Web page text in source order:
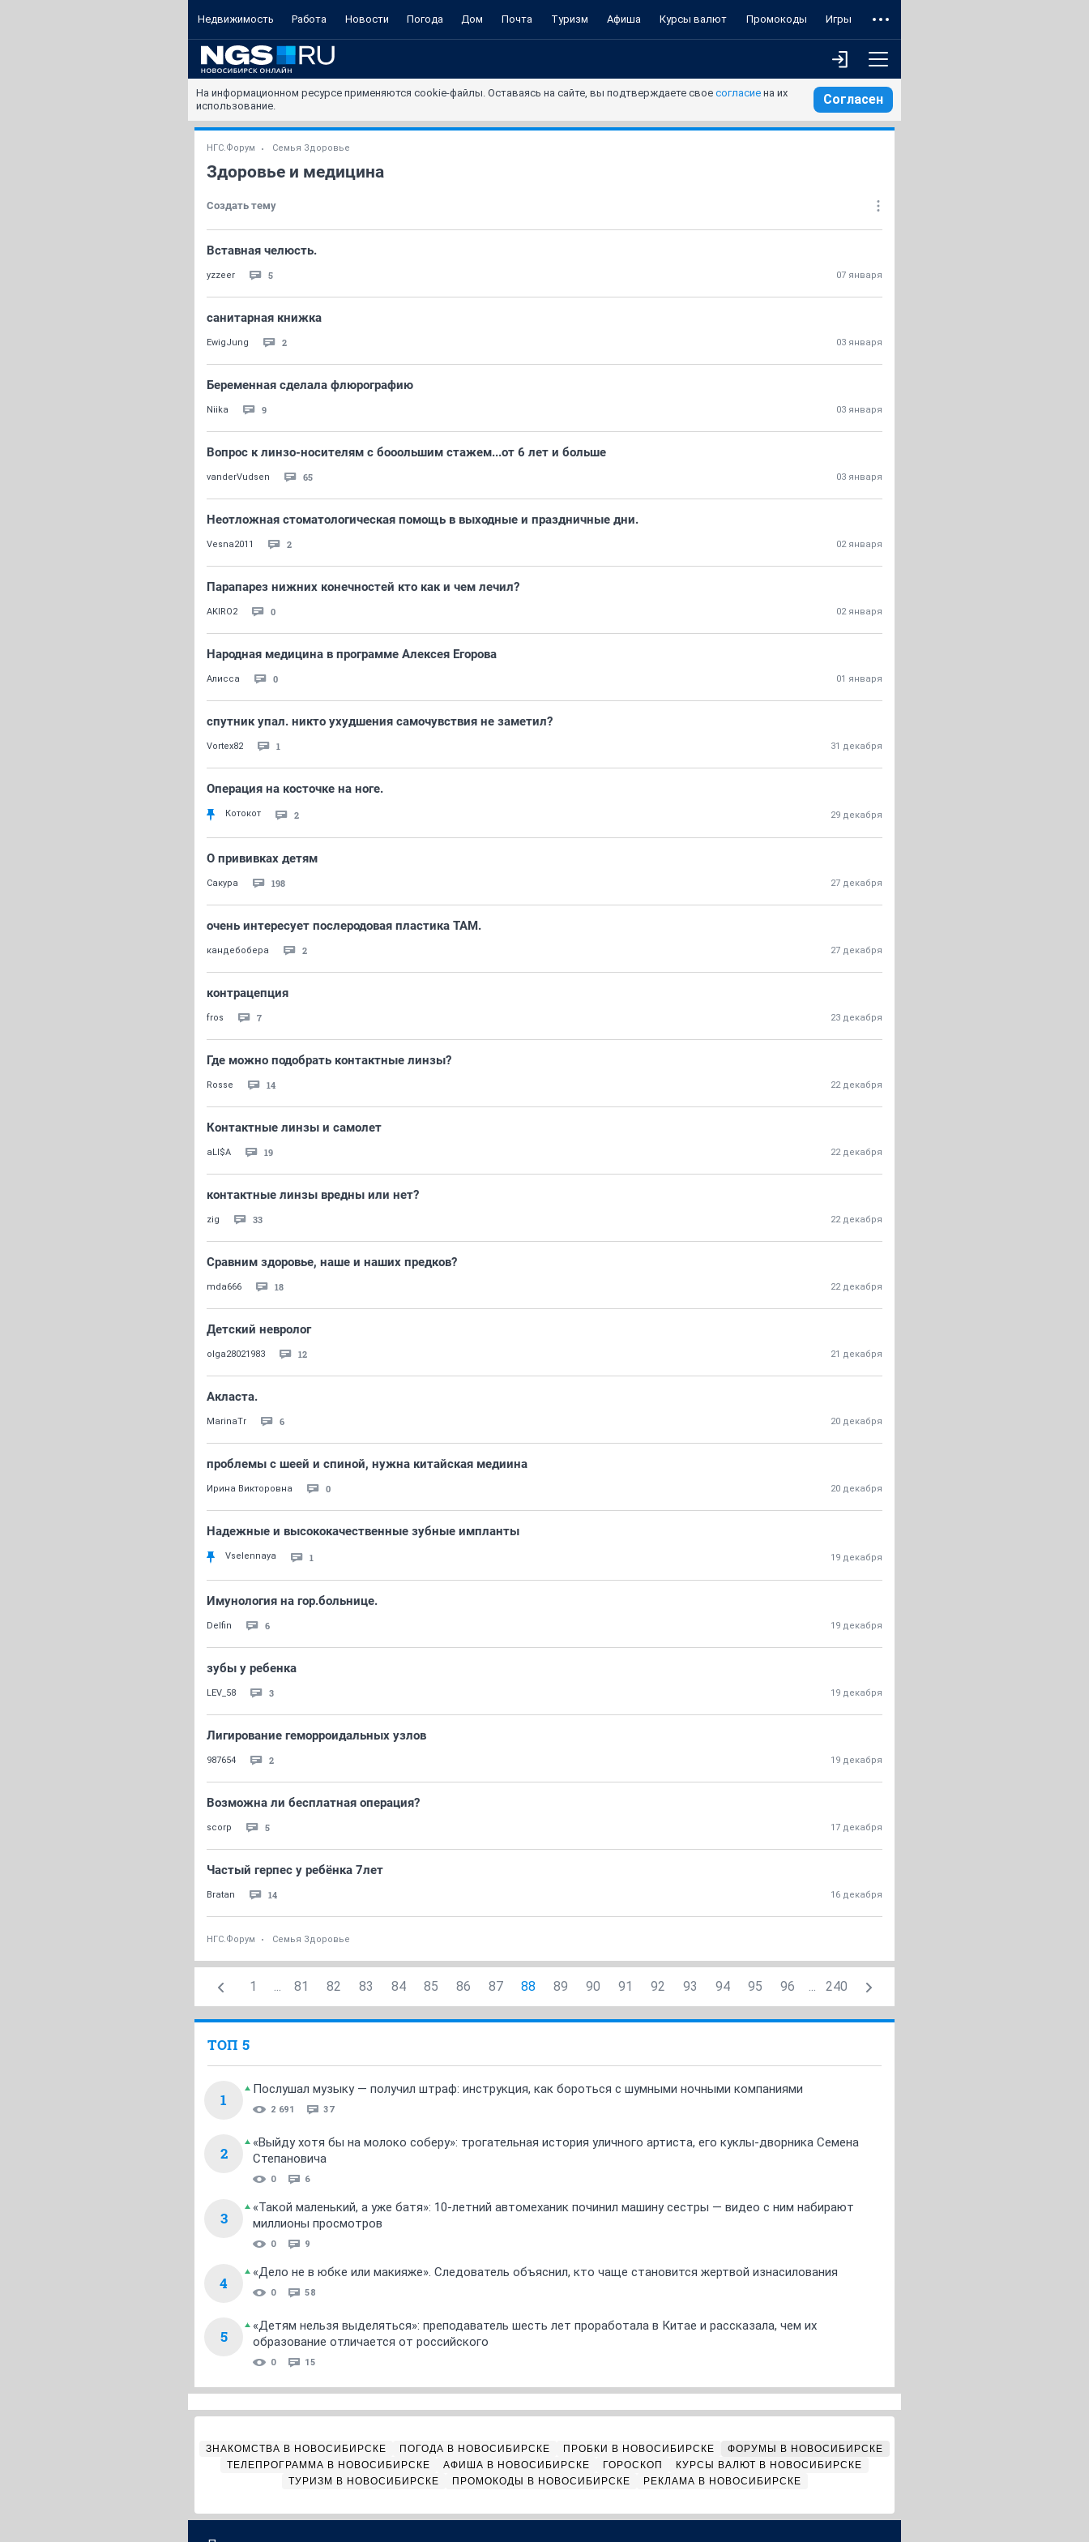
Недвижимость Работа Новости Погода Дом Почта Туризм Афиша Курсы валют Промокоды Игры
На информационном ресурсе применяются cookie-файлы. Оставаясь на сайте, вы подтверждаете свое согласие на их
использование.
Согласен
НГС.Форум Семья Здоровье
Здоровье и медицина
Создать тему
Вставная челюсть.
yzzeer 5 07 января
санитарная книжка
EwigJung 2 03 января
Беременная сделала флюрографию
Niika 9 03 января
Вопрос к линзо-носителям с бооольшим стажем...от 6 лет и больше
vanderVudsen 65 03 января
Неотложная стоматологическая помощь в выходные и праздничные дни.
Vesna2011 2 02 января
Парапарез нижних конечностей кто как и чем лечил?
AKIRO2 0 02 января
Народная медицина в программе Алексея Егорова
Алисса 0 01 января
спутник упал. никто ухудшения самочувствия не заметил?
Vortex82 1 31 декабря
Операция на косточке на ноге.
Котокот 2 29 декабря
О прививках детям
Сакура 198 27 декабря
очень интересует послеродовая пластика ТАМ.
кандебобера 2 27 декабря
контрацепция
fros 7 23 декабря
Где можно подобрать контактные линзы?
Rosse 14 22 декабря
Контактные линзы и самолет
aLI$A 19 22 декабря
контактные линзы вредны или нет?
zig 33 22 декабря
Сравним здоровье, наше и наших предков?
mda666 18 22 декабря
Детский невролог
olga28021983 12 21 декабря
Акласта.
MarinaTr 6 20 декабря
проблемы с шеей и спиной, нужна китайская медиина
Ирина Викторовна 0 20 декабря
Надежные и высококачественные зубные импланты
Vselennaya 1 19 декабря
Имунология на гор.больнице.
Delfin 6 19 декабря
зубы у ребенка
LEV_58 3 19 декабря
Лигирование геморроидальных узлов
987654 2 19 декабря
Возможна ли бесплатная операция?
scorp 5 17 декабря
Частый герпес у ребёнка 7лет
Bratan 14 16 декабря
НГС.Форум Семья Здоровье
1 ... 81 82 83 84 85 86 87 88 89 90 91 92 93 94 95 96 ... 240
ТОП 5
1
Послушал музыку — получил штраф: инструкция, как бороться с шумными ночными компаниями
2 691 37
2
«Выйду хотя бы на молоко соберу»: трогательная история уличного артиста, его куклы-дворника Семена
Степановича
0 6
3
«Такой маленький, а уже батя»: 10-летний автомеханик починил машину сестры — видео с ним набирают
миллионы просмотров
0 9
4
«Дело не в юбке или макияже». Следователь объяснил, кто чаще становится жертвой изнасилования
0 58
5
«Детям нельзя выделяться»: преподаватель шесть лет проработала в Китае и рассказала, чем их
образование отличается от российского
0 15
ЗНАКОМСТВА В НОВОСИБИРСКЕ ПОГОДА В НОВОСИБИРСКЕ ПРОБКИ В НОВОСИБИРСКЕ
ФОРУМЫ В НОВОСИБИРСКЕ
ТЕЛЕПРОГРАММА В НОВОСИБИРСКЕ
АФИША В НОВОСИБИРСКЕ ГОРОСКОП
КУРСЫ ВАЛЮТ В НОВОСИБИРСКЕ
ТУРИЗМ В НОВОСИБИРСКЕ
ПРОМОКОДЫ В НОВОСИБИРСКЕ РЕКЛАМА В НОВОСИБИРСКЕ